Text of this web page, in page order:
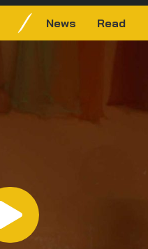
News Read